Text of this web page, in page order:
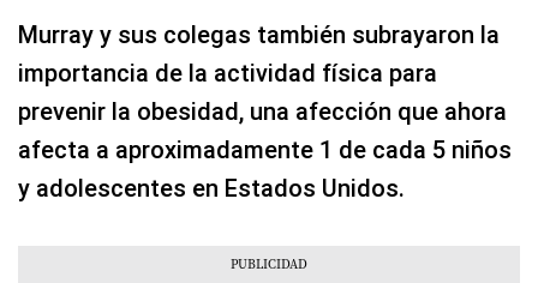
Murray y sus colegas también subrayaron la
importancia de la actividad física para
prevenir la obesidad, una afección que ahora
afecta a aproximadamente 1 de cada 5 niños
y adolescentes en Estados Unidos.